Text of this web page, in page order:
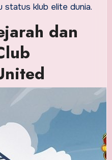
status klub elite dunia.
dan